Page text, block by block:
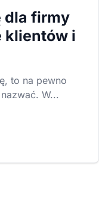
dla firmy
klientów i
to na pewno
W...